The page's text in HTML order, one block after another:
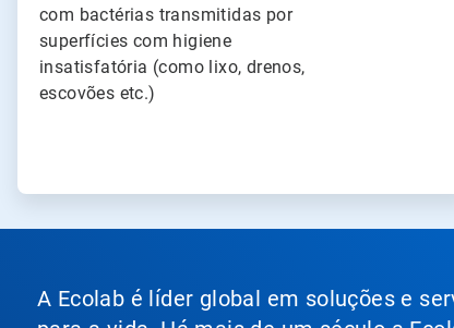
com bactérias transmitidas por
superfícies com higiene
insatisfatória (como lixo, drenos,
escovões etc.)
A Ecolab é líder global em soluções e